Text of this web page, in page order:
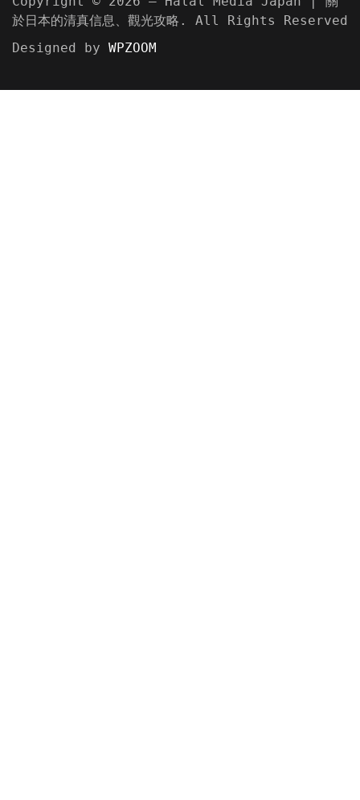
於日本的清真信息、觀光攻略. All Rights Reserved
Designed by WPZOOM